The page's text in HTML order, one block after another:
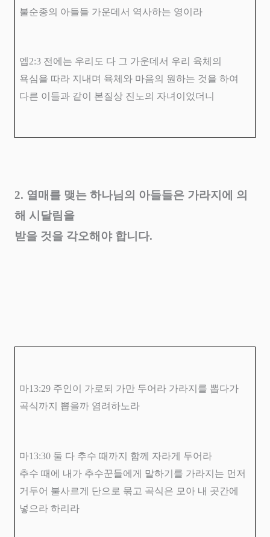
불순종의 아들들 가운데서 역사하는 영이라
엡2:3 전에는 우리도 다 그 가운데서 우리 육체의
욕심을 따라 지내며 육체와 마음의 원하는 것을 하여
다른 이들과 같이 본질상 진노의 자녀이었더니
2. 열매를 맺는 하나님의 아들들은 가라지에 의
해 시달림을
받을 것을 각오해야 합니다.
마13:29 주인이 가로되 가만 두어라 가라지를 뽑다가
곡식까지 뽑을까 염려하노라
마13:30 둘 다 추수 때까지 함께 자라게 두어라
추수 때에 내가 추수꾼들에게 말하기를 가라지는 먼저
거두어 불사르게 단으로 묶고 곡식은 모아 내 곳간에
넣으라 하리라